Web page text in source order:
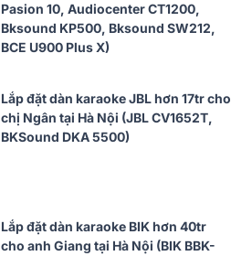
Pasion 10, Audiocenter CT1200,
Bksound KP500, Bksound SW212,
BCE U900 Plus X)
Lắp đặt dàn karaoke JBL hơn 17tr cho
chị Ngân tại Hà Nội (JBL CV1652T,
BKSound DKA 5500)
Lắp đặt dàn karaoke BIK hơn 40tr
cho anh Giang tại Hà Nội (BIK BBK-